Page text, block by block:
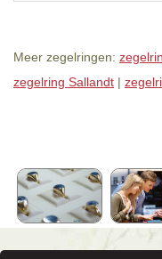
Meer zegelringen:
zegelring Sallandt |